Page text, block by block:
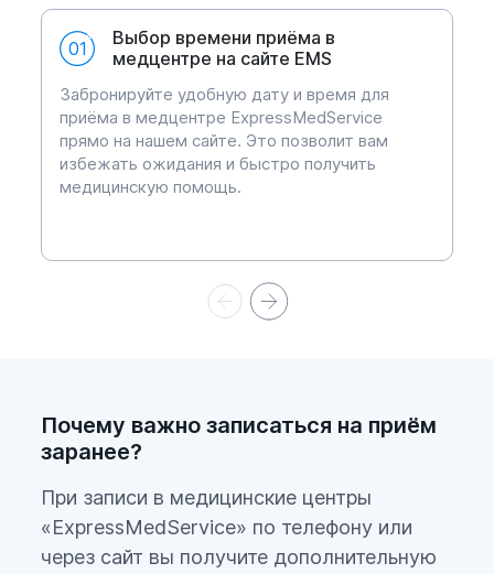
метаболитов, и формы
медицинского заключения об
отсутствии медицинских
противопоказаний к работе на
судне"
01
Выбор времени приёма в
медцентре на сайте EMS
Забронируйте удобную дату и время для
приёма в медцентре ExpressMedService
прямо на нашем сайте. Это позволит вам
избежать ожидания и быстро получить
медицинскую помощь.
Почему важно записаться на приём
заранее?
При записи в медицинские центры
«ExpressMedService» по телефону или
через сайт вы получите дополнительную